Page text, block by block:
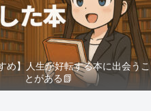
め】人生が好転する本に出会うこ
とがある📗